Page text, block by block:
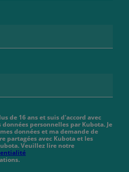
de 16 ans et suis d'accord avec
personnelles par Kubota. Je
données et ma demande de
partagées avec Kubota et les
Veuillez lire notre